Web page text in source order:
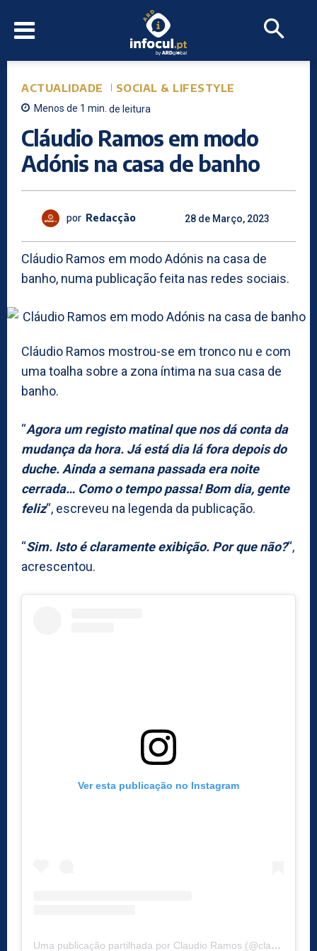
ACTUALIDADE SOCIAL & LIFESTYLE
Menos de 1 min. de leitura
Cláudio Ramos em modo
Adónis na casa de banho
por Redacção 28 de Março, 2023
Cláudio Ramos em modo Adónis na casa de
banho, numa publicação feita nas redes sociais.
Cláudio Ramos mostrou-se em tronco nu e com
uma toalha sobre a zona íntima na sua casa de
banho.
“Agora um registo matinal que nos dá conta da
mudança da hora. Já está dia lá fora depois do
duche. Ainda a semana passada era noite
cerrada… Como o tempo passa! Bom dia, gente
feliz“, escreveu na legenda da publicação.
“Sim. Isto é claramente exibição. Por que não?“,
acrescentou.
Ver esta publicação no Instagram
Uma publicação partilhada por Claudio Ramos (@claudio_ramos)